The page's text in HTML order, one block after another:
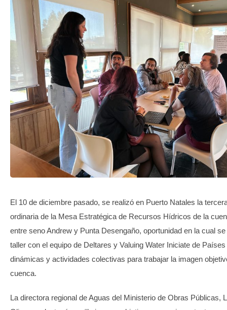
GALERIA DE FOTOS
APP MÓVIL
TRANSPARENCIA
El 10 de diciembre pasado, se realizó en Puerto Natales la
ordinaria de la Mesa Estratégica de Recursos Hídricos de la
entre seno Andrew y Punta Desengaño, oportunidad en la cual
taller con el equipo de Deltares y Valuing Water Iniciate de
dinámicas y actividades colectivas para trabajar la imagen
cuenca.
La directora regional de Aguas del Ministerio de Obras Públicas,